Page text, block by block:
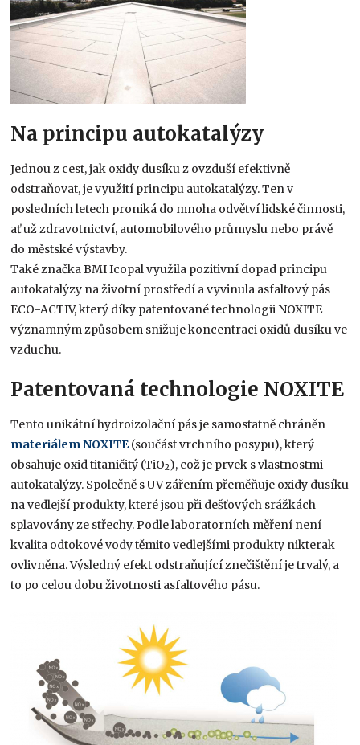
Na principu autokatalýzy
Jednou z cest, jak oxidy dusíku z ovzduší efektivně
odstraňovat, je využití principu autokatalýzy. Ten v
posledních letech proniká do mnoha odvětví lidské činnosti,
ať už zdravotnictví, automobilového průmyslu nebo právě
do městské výstavby.
Také značka BMI Icopal využila pozitivní dopad principu
autokatalýzy na životní prostředí a vyvinula asfaltový pás
ECO-ACTIV, který díky patentované technologii NOXITE
významným způsobem snižuje koncentraci oxidů dusíku ve
vzduchu.
Patentovaná technologie NOXITE
Tento unikátní hydroizolační pás je samostatně chráněn
materiálem NOXITE(součást vrchního posypu), který
obsahuje oxid titaničitý (TiO2), což je prvek s vlastnostmi
autokatalýzy. Společně s UV zářením přeměňuje oxidy dusíku
na vedlejší produkty, které jsou při dešťových srážkách
splavovány ze střechy. Podle laboratorních měření není
kvalita odtokové vody těmito vedlejšími produkty nikterak
ovlivněna. Výsledný efekt odstraňující znečištění je trvalý, a
to po celou dobu životnosti asfaltového pásu.